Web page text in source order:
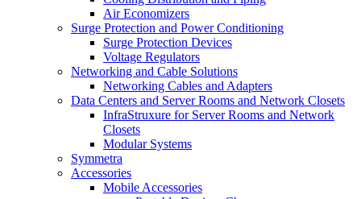
Air Economizers
Surge Protection and Power Conditioning
Surge Protection Devices
Voltage Regulators
Networking and Cable Solutions
Networking Cables and Adapters
Data Centers and Server Rooms and Network Closets
InfraStruxure for Server Rooms and Network
Closets
Modular Systems
Symmetra
Accessories
Mobile Accessories